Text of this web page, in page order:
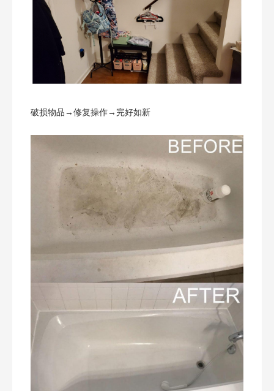
破损物品→修复操作→完好如新